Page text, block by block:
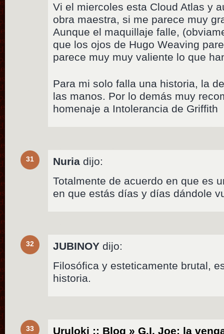
Vi el miercoles esta Cloud Atlas y
obra maestra, si me parece muy
Aunque el maquillaje falle,
que los ojos de Hugo Weaving
parece muy muy valiente lo que
Para mi solo falla una historia, la
las manos. Por lo demás muy
homenaje a Intolerancia de Griffith
31 Nuria dijo:
Totalmente de acuerdo en que es
en que estás días y días dándole
32 JUBINOY dijo:
Filosófica y esteticamente brutal,
historia.
33 Uruloki :: Blog » G.I. Joe: la